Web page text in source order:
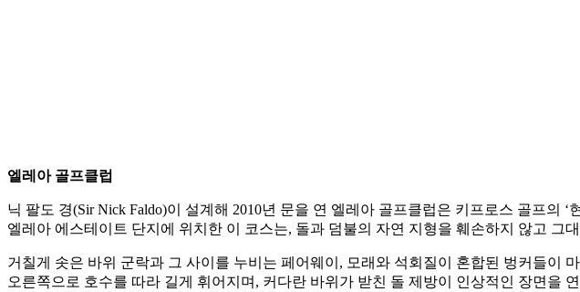
엘레아 골프클럽
닉 팔도 경(Sir Nick Faldo)이 설계해 2010년 문을 연 엘레아 골프클럽은 키프로스 골프의
엘레아 에스테이트 단지에 위치한 이 코스는, 돌과 덤불의 자연 지형을 훼손하지 않고 그
거칠게 솟은 바위 군락과 그 사이를 누비는 페어웨이, 모래와 석회질이 혼합된 벙커들이
오른쪽으로 호수를 따라 길게 휘어지며, 커다란 바위가 받친 돌 제방이 인상적인 장면을